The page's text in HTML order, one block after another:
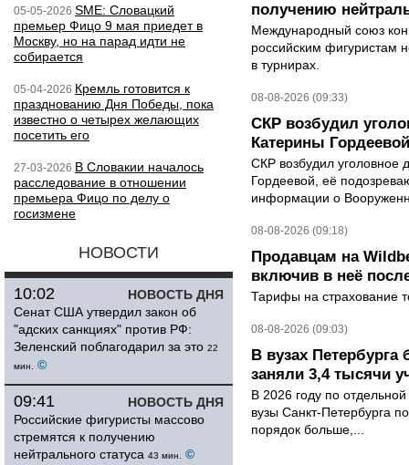
05-05-2026 SME: Словацкий
премьер Фицо 9 мая приедет в
Москву, но на парад идти не
собирается
05-04-2026 Кремль готовится к
празднованию Дня Победы, пока
известно о четырех желающих
посетить его
27-03-2026 В Словакии началось
расследование в отношении
премьера Фицо по делу о
госизмене
НОВОСТИ
НОВОСТЬ ДНЯ
10:02
Сенат США утвердил закон об
"адских санкциях" против РФ:
Зеленский поблагодарил за это 22
мин.
©
НОВОСТЬ ДНЯ
09:41
Российские фигуристы массово
стремятся к получению
нейтрального статуса 43 мин. ©
получению
Международный союз
российским фигуристам
в турнирах.
08-08-2026 (09:33)
СКР возбудил
Катерины Гордеевой
СКР возбудил уголовное
Гордеевой, её
информации о
08-08-2026 (09:18)
Продавцам на
включив в неё
Тарифы на страхование
08-08-2026 (09:03)
В вузах
заняли 3,4 тысячи
В 2026 году по
вузы Санкт-Петербурга
порядок больше,...